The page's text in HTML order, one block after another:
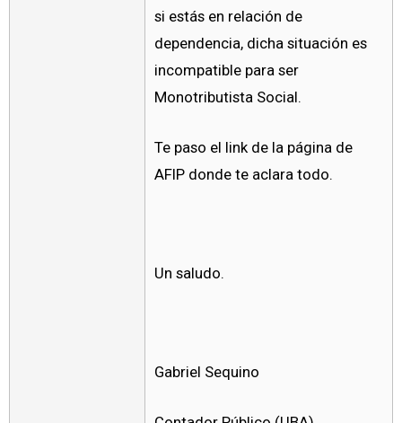
si estás en relación de
dependencia, dicha situación es
incompatible para ser
Monotributista Social.
Te paso el link de la página de
AFIP donde te aclara todo.
Un saludo.
Gabriel Sequino